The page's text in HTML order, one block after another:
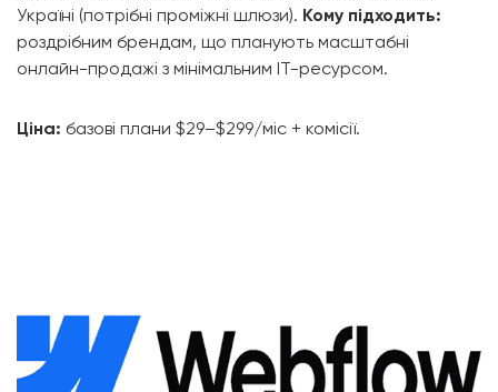
Україні (потрібні проміжні шлюзи). Кому підходить:
роздрібним брендам, що планують масштабні
онлайн-продажі з мінімальним IT-ресурсом.
Ціна: базові плани $29–$299/міс + комісії.